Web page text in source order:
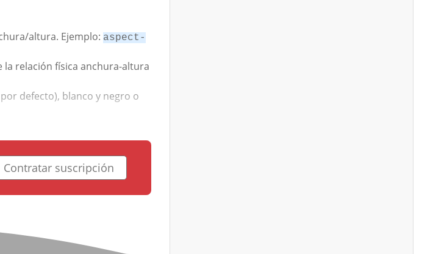
altura. Ejemplo: aspect-
la relación física anchura-altura
defecto), blanco y negro o
Contratar suscripción